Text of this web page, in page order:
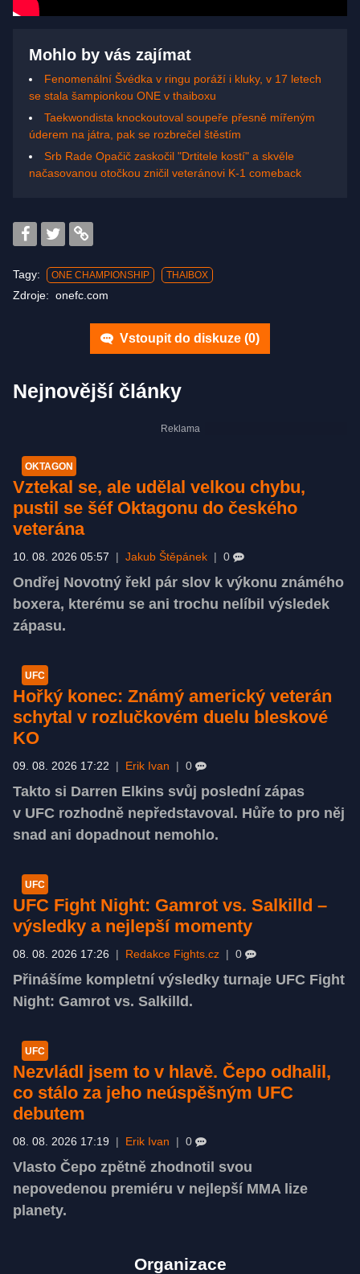
Mohlo by vás zajímat
Fenomenální Švédka v ringu poráží i kluky, v 17 letech
se stala šampionkou ONE v thaiboxu
Taekwondista knockoutoval soupeře přesně mířeným
úderem na játra, pak se rozbrečel štěstím
Srb Rade Opačič zaskočil "Drtitele kostí" a skvěle
načasovanou otočkou zničil veteránovi K-1 comeback
Tagy: ONE CHAMPIONSHIP THAIBOX
Zdroje: onefc.com
Vstoupit do diskuze (0)
Nejnovější články
OKTAGON
Vztekal se, ale udělal velkou chybu,
pustil se šéf Oktagonu do českého
veterána
10. 08. 2026 05:57 | Jakub Štěpánek | 0
Ondřej Novotný řekl pár slov k výkonu známého
boxera, kterému se ani trochu nelíbil výsledek
zápasu.
UFC
Hořký konec: Známý americký veterán
schytal v rozlučkovém duelu bleskové
KO
09. 08. 2026 17:22 | Erik Ivan | 0
Takto si Darren Elkins svůj poslední zápas
v UFC rozhodně nepředstavoval. Hůře to pro něj
snad ani dopadnout nemohlo.
UFC
UFC Fight Night: Gamrot vs. Salkilld –
výsledky a nejlepší momenty
08. 08. 2026 17:26 | Redakce Fights.cz | 0
Přinášíme kompletní výsledky turnaje UFC Fight
Night: Gamrot vs. Salkilld.
UFC
Nezvládl jsem to v hlavě. Čepo odhalil,
co stálo za jeho neúspěšným UFC
debutem
08. 08. 2026 17:19 | Erik Ivan | 0
Vlasto Čepo zpětně zhodnotil svou
nepovedenou premiéru v nejlepší MMA lize
planety.
Organizace